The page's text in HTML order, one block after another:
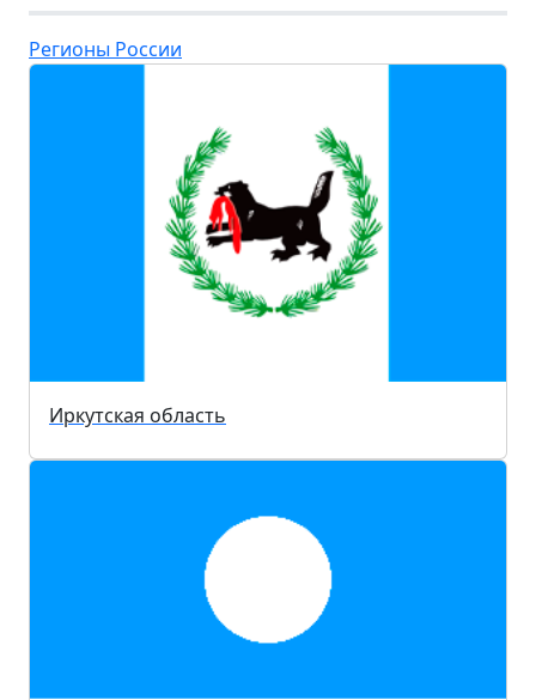
Регионы России
Иркутская область